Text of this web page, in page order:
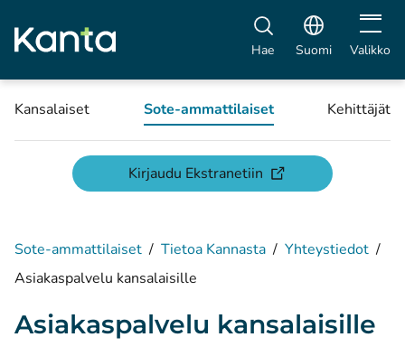
Hae Suomi Avaa
Valikko
Kansalaiset Sote-ammattilaiset Kehittäjät
Kirjaudu Ekstranetiin(avautuu uuteen
Sote-ammattilaiset / Tietoa Kannasta / Yhteystiedot /
Asiakaspalvelu kansalaisille
Asiakaspalvelu kansalaisille